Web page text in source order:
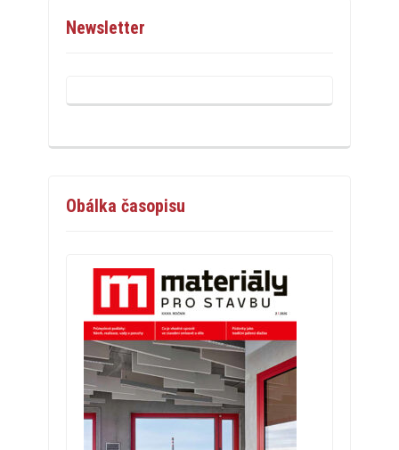
Newsletter
Obálka časopisu